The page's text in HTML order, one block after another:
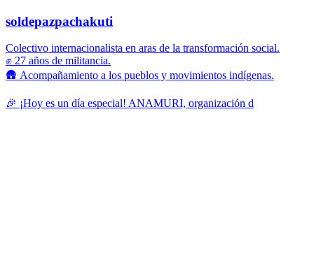
soldepazpachakuti
Colectivo internacionalista en aras de la transformación social.
✊ 27 años de militancia.
🛖 Acompañamiento a los pueblos y movimientos indígenas.
🎉 ¡Hoy es un día especial! ANAMURI, organización d